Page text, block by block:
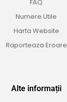
FAQ
Numere Utile
Harta Website
Raporteaza Eroare
Alte informații